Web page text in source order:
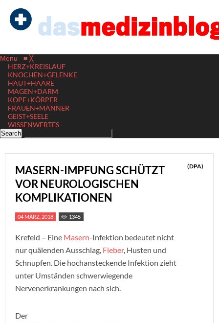
Menu ≡ ╳
HERZ+KREISLAUF
KNOCHEN+GELENKE
HAUT+HAARE
MAGEN+DARM
KOPF+KÖRPER
FRAUEN+MÄNNER
GEIST+SEELE
WISSENWERTES
MASERN-IMPFUNG SCHÜTZT
VOR NEUROLOGISCHEN
KOMPLIKATIONEN
(DPA)
04 MÄRZ, 2018 1345
Krefeld – Eine Masern-Infektion bedeutet nicht
nur quälenden Ausschlag, Fieber, Husten und
Schnupfen. Die hochansteckende Infektion zieht
unter Umständen schwerwiegende
Nervenerkrankungen nach sich.
Der